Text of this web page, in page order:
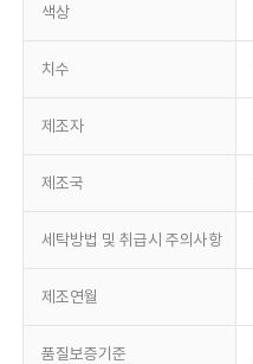
색상
치수
제조자
제조국
세탁방법 및 취급시 주의사항
제조연월
품질보증기준